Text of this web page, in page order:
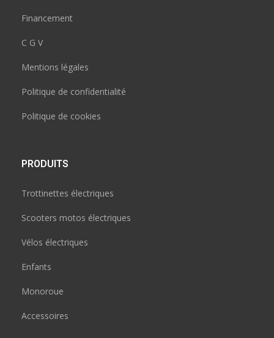
Financement
C G V
Mentions légales
Politique de confidentialité
Politique de cookies
PRODUITS
Trottinettes électriques
Scooters motos électriques
Vélos électriques
Enfants
Monoroue
Accessoires